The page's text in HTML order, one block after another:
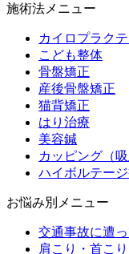
施術法メニュー
カイロプラク
こども整体
骨盤矯正
産後骨盤矯正
猫背矯正
はり治療
美容鍼
カッピング（
ハイボルテー
お悩み別メニュー
交通事故に遭
肩こり・首こり